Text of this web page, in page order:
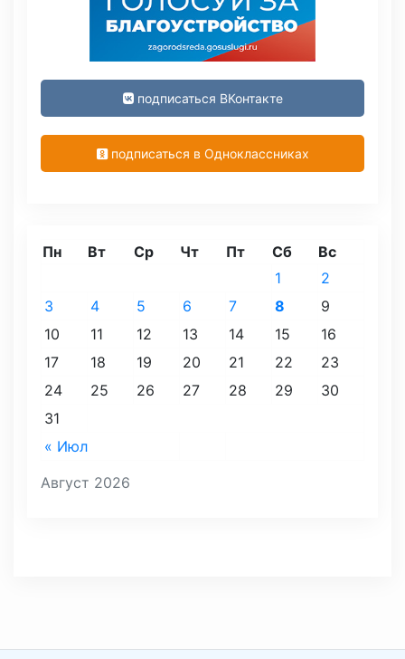
подписаться ВКонтакте
подписаться в Одноклассниках
Август 2026
Пн Вт Ср Чт Пт Сб Вс
« Июл
1
2
3
4 5 6 7 8
9
10
11 12 13 14 15
16
17
18 19 20 21 22
23
24
25 26 27 28 29
30
31